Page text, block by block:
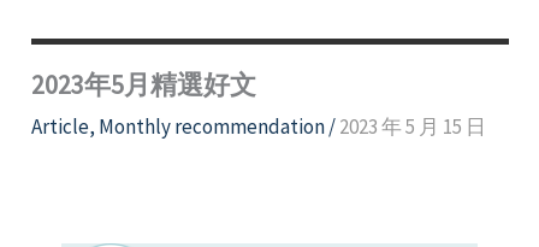
2023年5月精選好文
Article, Monthly recommendation/2023 年 5 月 15 日